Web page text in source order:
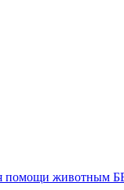
помощи